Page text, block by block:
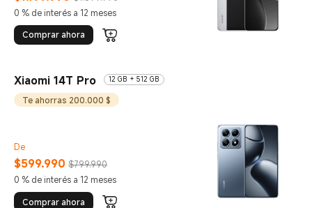
Current Price $1199990
Precio de comercialización $1.399.990
0 % de interés a 12 meses
Comprar ahora
Xiaomi 14T Pro 12 GB + 512 GB
Te ahorras 200.000 $
De
$599.990
Current Price $599990
$799.990
Precio de comercialización $799.990
0 % de interés a 12 meses
Comprar ahora